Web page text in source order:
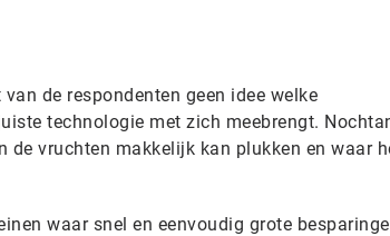
de respondenten geen idee welke
technologie met zich meebrengt.
vruchten makkelijk kan plukken en waar
waar snel en eenvoudig grote